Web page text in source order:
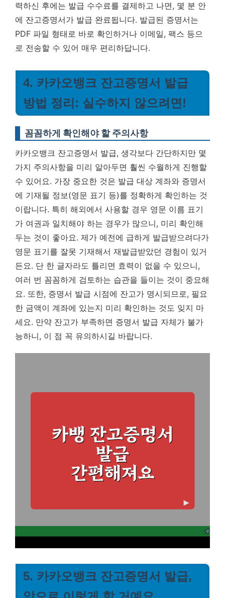
력하신 후에는 발급 수수료를 결제하고 나면, 몇 분 안
에 잔고증명서가 발급 완료됩니다. 발급된 증명서는
PDF 파일 형태로 바로 확인하거나 이메일, 팩스 등으
로 전송할 수 있어 매우 편리하답니다.
4. 카카오뱅크 잔고증명서 발급
방법 정리: 실수하지 않으려면!
꼼꼼하게 확인해야 할 주의사항
카카오뱅크 잔고증명서 발급, 생각보다 간단하지만 몇
가지 주의사항을 미리 알아두면 훨씬 수월하게 진행할
수 있어요. 가장 중요한 것은 발급 대상 계좌와 증명서
에 기재될 정보(영문 표기 등)를 정확하게 확인하는 것
이랍니다. 특히 해외에서 사용할 경우 영문 이름 표기
가 여권과 일치해야 하는 경우가 많으니, 미리 확인해
두는 것이 좋아요. 제가 예전에 급하게 발급받으려다가
영문 표기를 잘못 기재해서 재발급받았던 경험이 있거
든요. 단 한 글자라도 틀리면 효력이 없을 수 있으니,
여러 번 꼼꼼하게 검토하는 습관을 들이는 것이 중요해
요. 또한, 증명서 발급 시점에 잔고가 명시되므로, 필요
한 금액이 계좌에 있는지 미리 확인하는 것도 잊지 마
세요. 만약 잔고가 부족하면 증명서 발급 자체가 불가
능하니, 이 점 꼭 유의하시길 바랍니다.
5. 카카오뱅크 잔고증명서 발급,